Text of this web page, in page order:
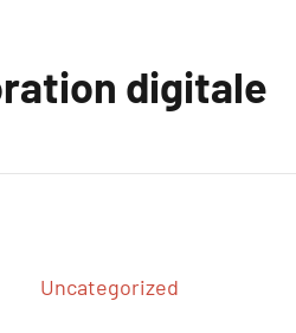
digitale
Uncategorized